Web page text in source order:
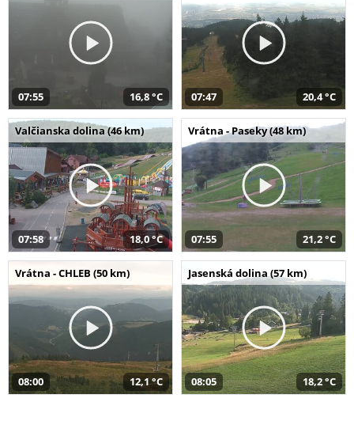
07:55 16,8 °C 07:47 20,4 °C
Valčianska dolina (46 km)
07:58 18,0 °C
Vrátna - Paseky (48 km)
07:55 21,2 °C
Vrátna - CHLEB (50 km)
08:00 12,1 °C
Jasenská dolina (57 km)
08:05 18,2 °C